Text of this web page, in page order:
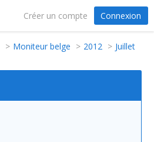
Créer un compte Connexion
Moniteur belge 2012 Juillet